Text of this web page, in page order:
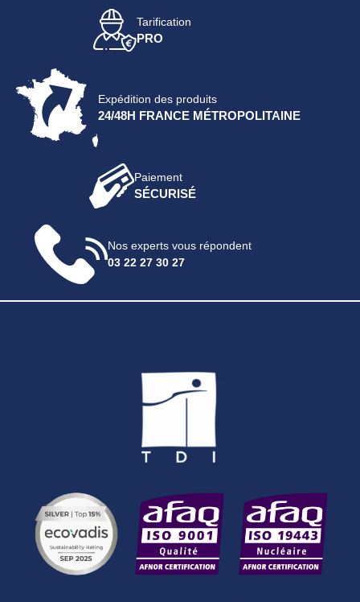
Tarification
PRO
Expédition des produits
24/48H FRANCE MÉTROPOLITAINE
Paiement
SÉCURISÉ
Nos experts vous répondent
03 22 27 30 27